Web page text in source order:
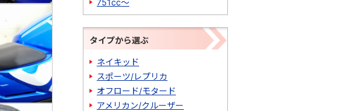
タイプから選ぶ
ネイキッド
スポーツ/レプリカ
オフロード/モタード
アメリカン/クルーザー